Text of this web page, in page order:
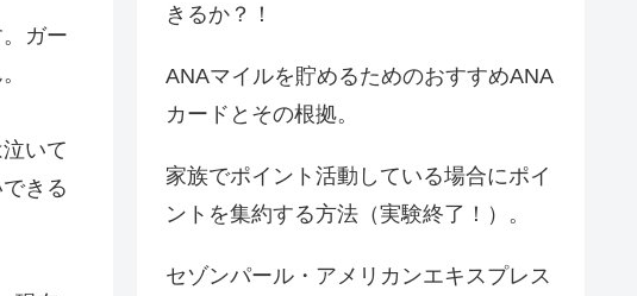
ガー
いて
きる
きるか？！
ANAマイルを貯めるためのおすすめANA
カードとその根拠。
家族でポイント活動している場合にポイ
ントを集約する方法（実験終了！）。
セゾンパール・アメリカンエキスプレス